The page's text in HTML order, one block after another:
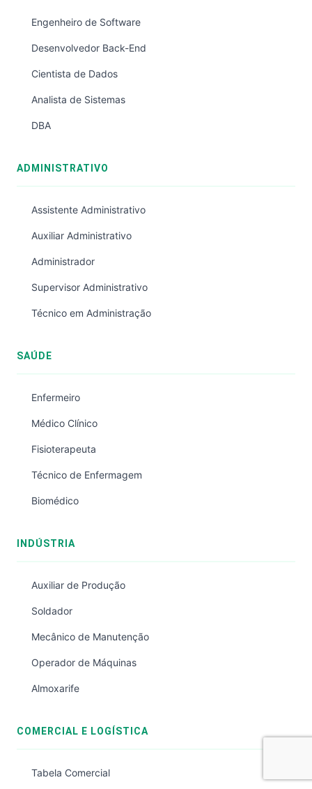
Engenheiro de Software
Desenvolvedor Back-End
Cientista de Dados
Analista de Sistemas
DBA
ADMINISTRATIVO
Assistente Administrativo
Auxiliar Administrativo
Administrador
Supervisor Administrativo
Técnico em Administração
SAÚDE
Enfermeiro
Médico Clínico
Fisioterapeuta
Técnico de Enfermagem
Biomédico
INDÚSTRIA
Auxiliar de Produção
Soldador
Mecânico de Manutenção
Operador de Máquinas
Almoxarife
COMERCIAL E LOGÍSTICA
Tabela Comercial